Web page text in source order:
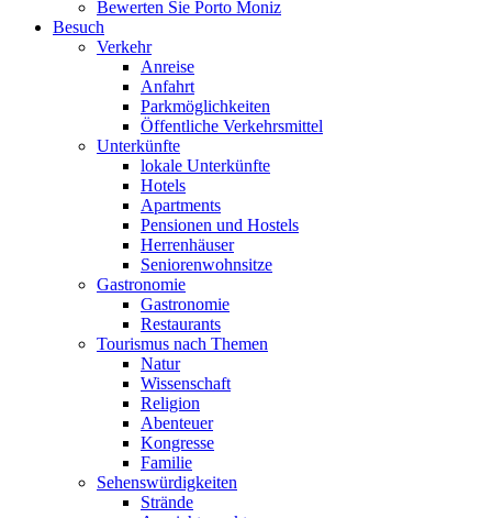
Bewerten Sie Porto Moniz
Besuch
Verkehr
Anreise
Anfahrt
Parkmöglichkeiten
Öffentliche Verkehrsmittel
Unterkünfte
lokale Unterkünfte
Hotels
Apartments
Pensionen und Hostels
Herrenhäuser
Seniorenwohnsitze
Gastronomie
Gastronomie
Restaurants
Tourismus nach Themen
Natur
Wissenschaft
Religion
Abenteuer
Kongresse
Familie
Sehenswürdigkeiten
Strände